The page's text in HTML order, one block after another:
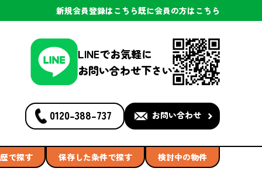
新規会員登録はこちら既に会員の方はこちら
LINEでお気軽に
お問い合わせ下さい
0120-388-737 お問い合わせ
で探す 保存した条件で探す
検討中の物件